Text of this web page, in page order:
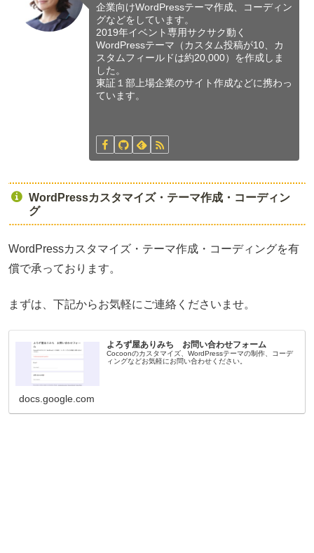
企業向けWordPressテーマ作成、コーディン
グなどをしています。
2019年イベント専用サクサク動く
WordPressテーマ（カスタム投稿が10、カ
スタムフィールドは約20,000）を作成しま
した。
東証１部上場企業のサイト作成などに携わっ
ています。
WordPressカスタマイズ・テーマ作成・コーディン
グ
WordPressカスタマイズ・テーマ作成・コーディングを有
償で承っております。
まずは、下記からお気軽にご連絡くださいませ。
よろず屋ありみち お問い合わせフォーム
Cocoonのカスタマイズ、WordPressテーマの制作、コーデ
ィングなどお気軽にお問い合わせください。
docs.google.com